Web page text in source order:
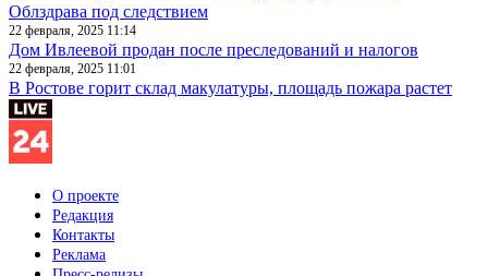
Облздрава под следствием
22 февраля, 2025 11:14
Дом Ивлеевой продан после преследований и налогов
22 февраля, 2025 11:01
В Ростове горит склад макулатуры, площадь пожара растет
О проекте
Редакция
Контакты
Реклама